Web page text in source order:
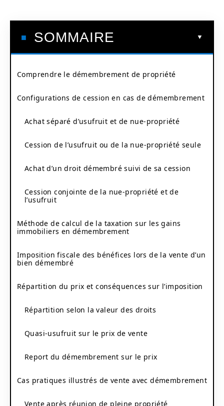
SOMMAIRE
Comprendre le démembrement de propriété
Configurations de cession en cas de démembrement
Achat séparé d’usufruit et de nue-propriété
Cession de l’usufruit ou de la nue-propriété seule
Achat d’un droit démembré suivi de sa cession
Cession conjointe de la nue-propriété et de
l’usufruit
Méthode de calcul de la taxation sur les gains
immobiliers en démembrement
Imposition fiscale des bénéfices lors de la vente d’un
bien démembré
Répartition du prix et conséquences sur l’imposition
Répartition selon la valeur des droits
Quasi-usufruit sur le prix de vente
Report du démembrement sur le prix
Cas pratiques illustrés de vente avec démembrement
Vente après réunion de pleine propriété